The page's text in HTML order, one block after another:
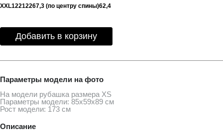
XXL12212267,3 (по центру спины)62,4
Добавить в корзину
Параметры модели на фото
На модели рубашка размера ХS
Параметры модели: 85х59х89 см
Рост модели: 173 см
Описание